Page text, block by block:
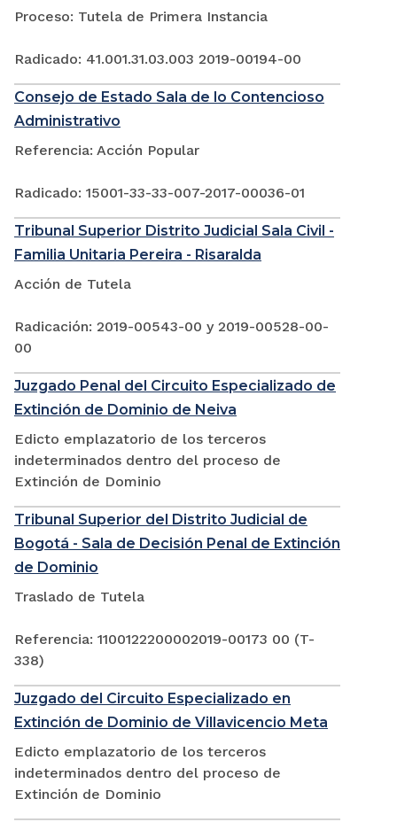
Proceso: Tutela de Primera Instancia
Radicado: 41.001.31.03.003 2019-00194-00
Consejo de Estado Sala de lo Contencioso
Administrativo
Referencia: Acción Popular
Radicado: 15001-33-33-007-2017-00036-01
Tribunal Superior Distrito Judicial Sala Civil -
Familia Unitaria Pereira - Risaralda
Acción de Tutela
Radicación: 2019-00543-00 y 2019-00528-00-
00
Juzgado Penal del Circuito Especializado de
Extinción de Dominio de Neiva
Edicto emplazatorio de los terceros
indeterminados dentro del proceso de
Extinción de Dominio
Tribunal Superior del Distrito Judicial de
Bogotá - Sala de Decisión Penal de Extinción
de Dominio
Traslado de Tutela
Referencia: 1100122200002019-00173 00 (T-
338)
Juzgado del Circuito Especializado en
Extinción de Dominio de Villavicencio Meta
Edicto emplazatorio de los terceros
indeterminados dentro del proceso de
Extinción de Dominio